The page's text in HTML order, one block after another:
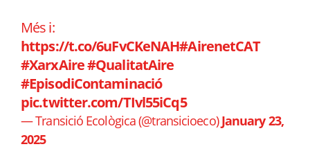
Més ℹ️:
https://t.co/6uFvCKeNAH#AirenetCAT
#XarxAire#QualitatAire
#EpisodiContaminació
pic.twitter.com/TIvl55iCq5
— Transició Ecològica (@transicioeco)January 23,
2025